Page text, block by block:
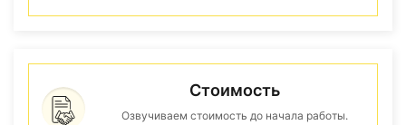
Стоимость
Озвучиваем стоимость до начала работы.